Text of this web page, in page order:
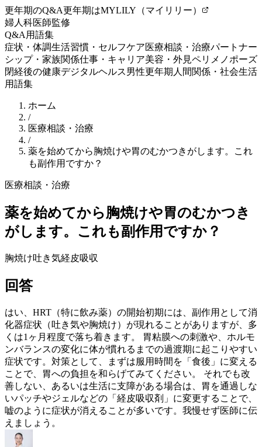
更年期のQ&A更年期はMYLILY（マイリリー）
婦人科医師監修
Q&A 用語集
症状・体調生活習慣・セルフケア医療相談・治療パートナー
シップ・家族関係仕事・キャリア美容・外見ペリメノポーズ
閉経後の健康デジタルヘルス男性更年期 人間関係・社会生活
用語集
ホーム
/
医療相談・治療
/
薬を始めてから胸焼けや胃のむかつきがします。これ
も副作用ですか？
医療相談・治療
薬を始めてから胸焼けや胃のむかつき
がします。これも副作用ですか？
胸焼け吐き気経皮吸収
回答
はい、 HRT （特に飲み薬）の開始初期には、副作用として消
化器症状（吐き気や胸焼け）が現れることがありますが、多
くは1ヶ月程度で落ち着きます。 胃粘膜への刺激や、ホルモ
ンバランスの変化に体が慣れるまでの過渡期に起こりやすい
症状です。対策として、まずは服用時間を「食後」に変える
ことで、胃への負担を和らげてみてください。 それでも改
善しない、あるいは生活に支障がある場合は、胃を通過しな
いパッチやジェルなどの「経皮吸収剤」に変更することで、
嘘のように症状が消えることが多いです。我慢せず医師に伝
えましょう。